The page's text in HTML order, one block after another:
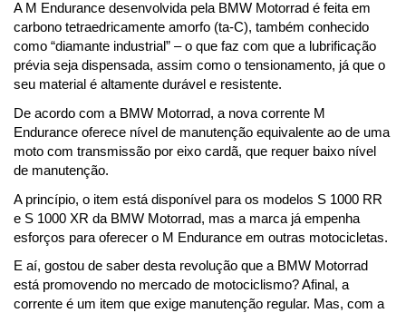
A M Endurance desenvolvida pela BMW Motorrad é feita em
carbono tetraedricamente amorfo (ta-C), também conhecido
como “diamante industrial” – o que faz com que a lubrificação
prévia seja dispensada, assim como o tensionamento, já que o
seu material é altamente durável e resistente.
De acordo com a BMW Motorrad, a nova corrente M
Endurance oferece nível de manutenção equivalente ao de uma
moto com transmissão por eixo cardã, que requer baixo nível
de manutenção.
A princípio, o item está disponível para os modelos S 1000 RR
e S 1000 XR da BMW Motorrad, mas a marca já empenha
esforços para oferecer o M Endurance em outras motocicletas.
E aí, gostou de saber desta revolução que a BMW Motorrad
está promovendo no mercado de motociclismo? Afinal, a
corrente é um item que exige manutenção regular. Mas, com a